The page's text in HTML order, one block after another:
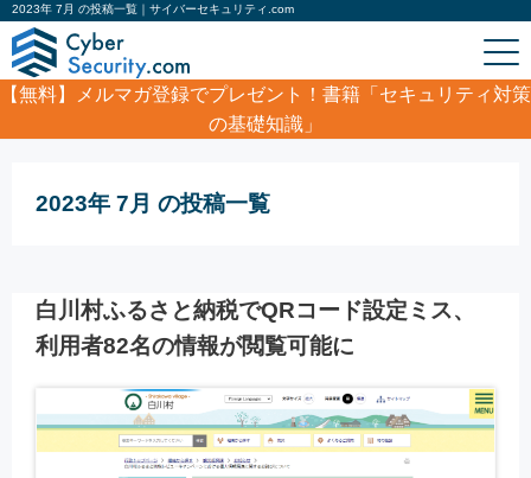
2023年 7月 の投稿一覧｜サイバーセキュリティ.com
【無料】
メルマガ登録でプレゼント！書籍「セキュリティ対策
の基礎知識」
2023年 7月 の投稿一覧
白川村ふるさと納税でQRコード設定ミス、
利用者82名の情報が閲覧可能に